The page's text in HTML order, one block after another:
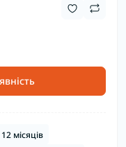
12 місяців